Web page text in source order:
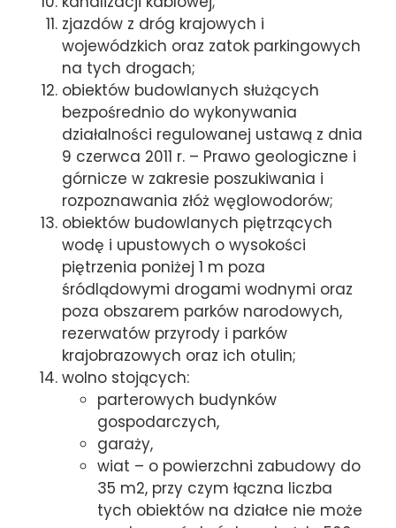
zjazdów z dróg krajowych i
wojewódzkich oraz zatok parkingowych
na tych drogach;
obiektów budowlanych służących
bezpośrednio do wykonywania
działalności regulowanej ustawą z dnia
9 czerwca 2011 r. – Prawo geologiczne i
górnicze w zakresie poszukiwania i
rozpoznawania złóż węglowodorów;
obiektów budowlanych piętrzących
wodę i upustowych o wysokości
piętrzenia poniżej 1 m poza
śródlądowymi drogami wodnymi oraz
poza obszarem parków narodowych,
rezerwatów przyrody i parków
krajobrazowych oraz ich otulin;
wolno stojących:
parterowych budynków
gospodarczych,
garaży,
wiat – o powierzchni zabudowy do
35 m2, przy czym łączna liczba
tych obiektów na działce nie może